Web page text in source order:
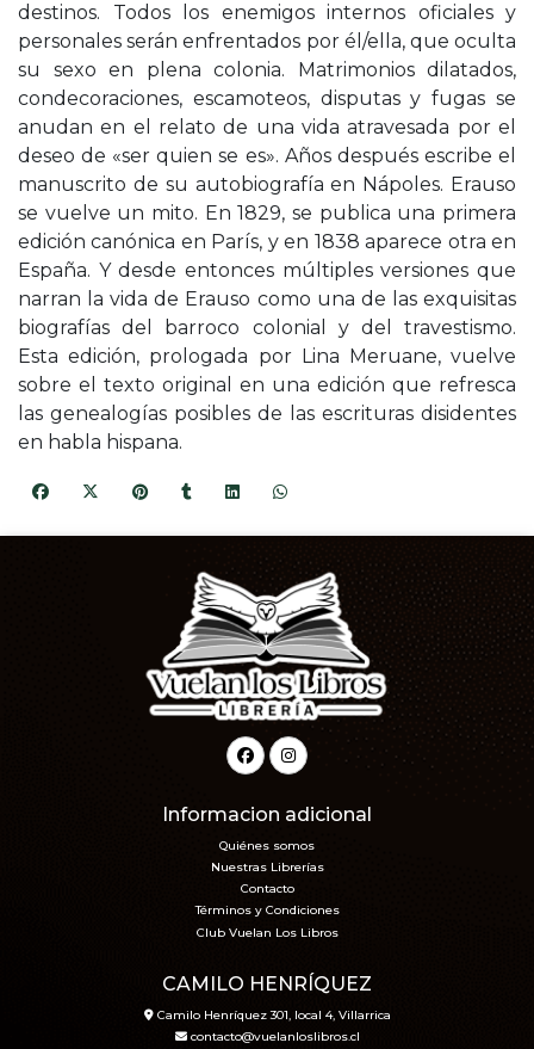
destinos. Todos los enemigos internos oficiales y
personales serán enfrentados por él/ella, que oculta
su sexo en plena colonia. Matrimonios dilatados,
condecoraciones, escamoteos, disputas y fugas se
anudan en el relato de una vida atravesada por el
deseo de «ser quien se es». Años después escribe el
manuscrito de su autobiografía en Nápoles. Erauso
se vuelve un mito. En 1829, se publica una primera
edición canónica en París, y en 1838 aparece otra en
España. Y desde entonces múltiples versiones que
narran la vida de Erauso como una de las exquisitas
biografías del barroco colonial y del travestismo.
Esta edición, prologada por Lina Meruane, vuelve
sobre el texto original en una edición que refresca
las genealogías posibles de las escrituras disidentes
en habla hispana.
Informacion adicional
Quiénes somos
Nuestras Librerías
Contacto
Términos y Condiciones
Club Vuelan Los Libros
CAMILO HENRÍQUEZ
Camilo Henríquez 301, local 4, Villarrica
contacto@vuelanloslibros.cl